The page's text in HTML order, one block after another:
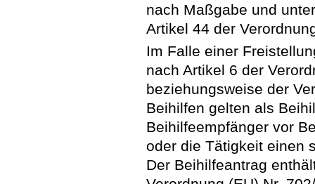
nach Maßgabe und
Artikel 44 der
Im Falle einer
nach Artikel 6 der
beziehungsweise der
Beihilfen gelten als
Beihilfeempfänger vor
oder die Tätigkeit einen
Der Beihilfeantrag